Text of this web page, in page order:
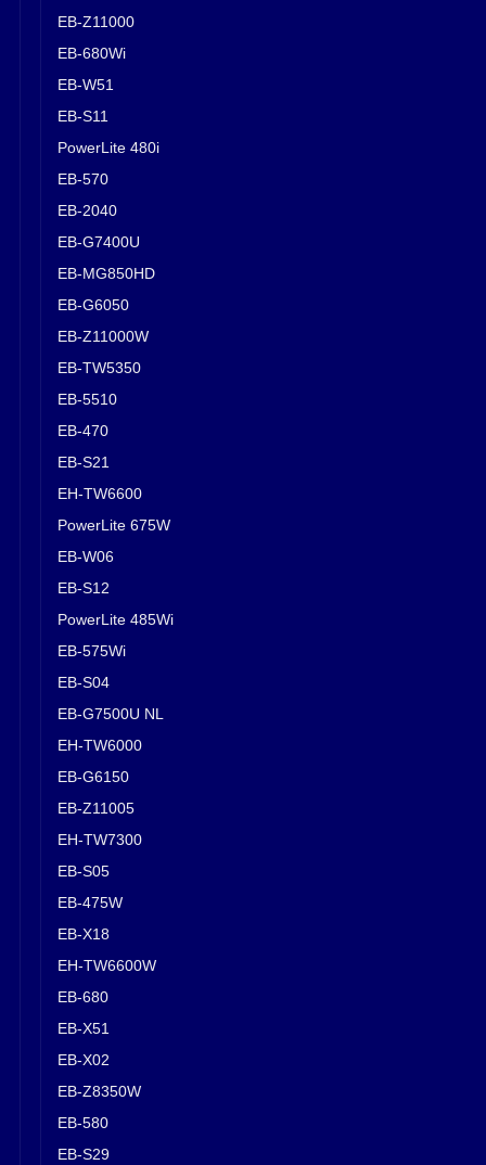
EB-Z11000
EB-680Wi
EB-W51
EB-S11
PowerLite 480i
EB-570
EB-2040
EB-G7400U
EB-MG850HD
EB-G6050
EB-Z11000W
EB-TW5350
EB-5510
EB-470
EB-S21
EH-TW6600
PowerLite 675W
EB-W06
EB-S12
PowerLite 485Wi
EB-575Wi
EB-S04
EB-G7500U NL
EH-TW6000
EB-G6150
EB-Z11005
EH-TW7300
EB-S05
EB-475W
EB-X18
EH-TW6600W
EB-680
EB-X51
EB-X02
EB-Z8350W
EB-580
EB-S29